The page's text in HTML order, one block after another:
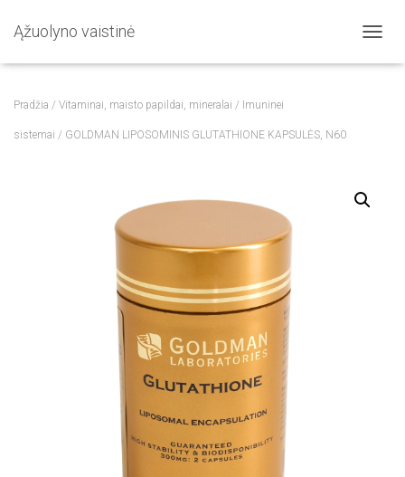
Ąžuolyno vaistinė
O
Pradžia / Vitaminai, maisto papildai, mineralai / Imuninei
sistemai / GOLDMAN LIPOSOMINIS GLUTATHIONE KAPSULĖS, N60